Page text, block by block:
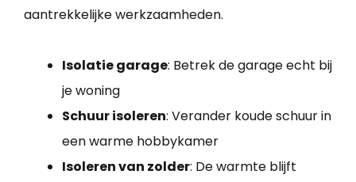
aantrekkelijke werkzaamheden.
Isolatie garage: Betrek de garage echt bij
je woning
Schuur isoleren: Verander koude schuur in
een warme hobbykamer
Isoleren van zolder: De warmte blijft